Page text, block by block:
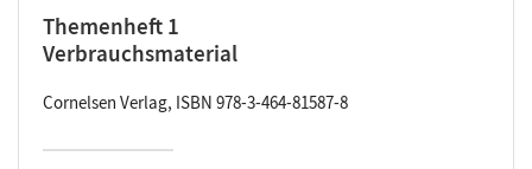
Themenheft 1
Verbrauchsmaterial
Cornelsen Verlag, ISBN 978-3-464-81587-8